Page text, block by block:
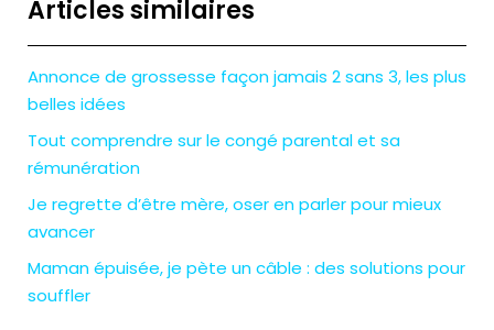
Articles similaires
Annonce de grossesse façon jamais 2 sans 3, les plus
belles idées
Tout comprendre sur le congé parental et sa
rémunération
Je regrette d’être mère, oser en parler pour mieux
avancer
Maman épuisée, je pète un câble : des solutions pour
souffler